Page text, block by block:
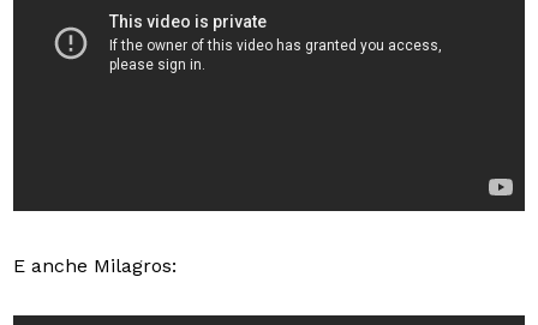
E anche Milagros: